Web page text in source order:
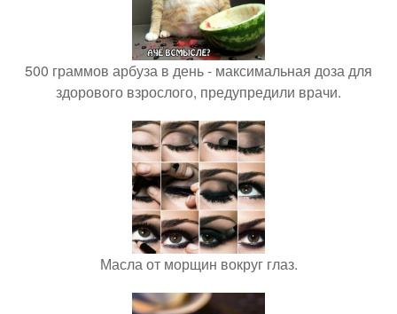
500 граммов арбуза в день - максимальная доза для
здорового взрослого, предупредили врачи.
Масла от морщин вокруг глаз.